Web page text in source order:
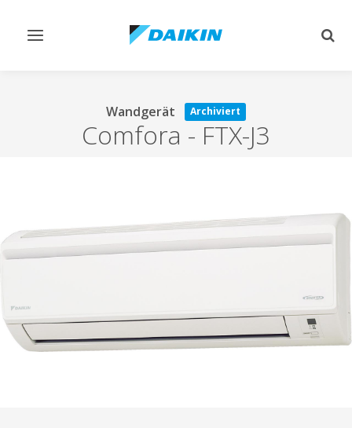
Navigation
Wandgerät Archiviert
Comfora - FTX-J3